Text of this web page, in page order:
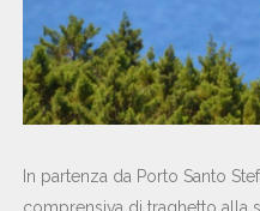
In partenza da Porto Santo
comprensiva di traghetto alla